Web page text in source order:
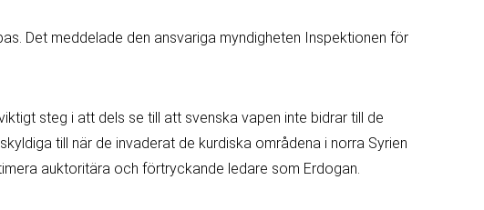
Det meddelade den ansvariga myndigheten Inspektionen för
steg i att dels se till att svenska vapen inte bidrar till de
till när de invaderat de kurdiska områdena i norra Syrien
auktoritära och förtryckande ledare som Erdogan.